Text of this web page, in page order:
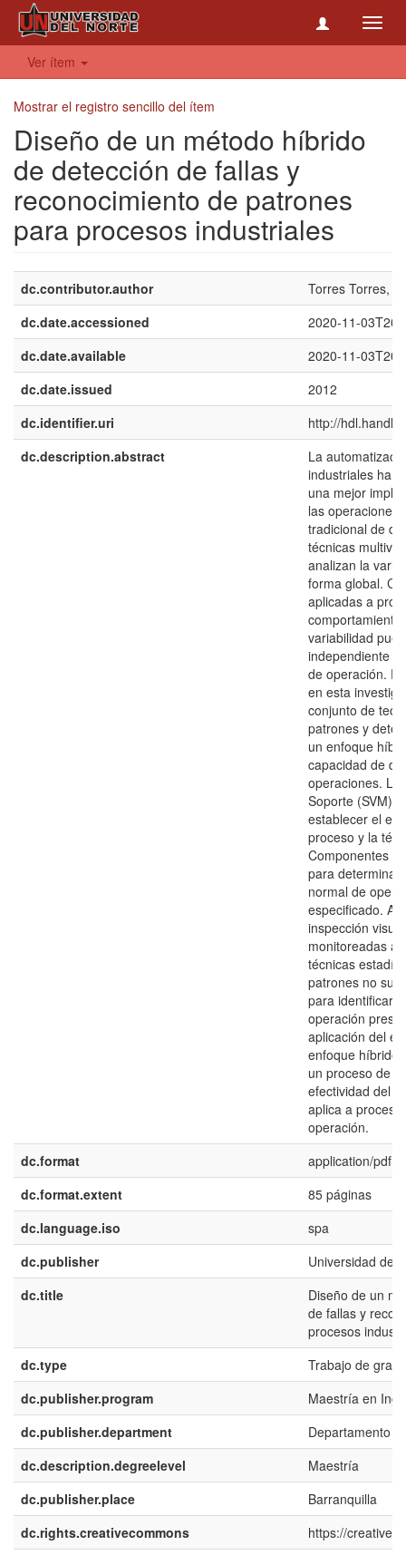
Ver ítem
Mostrar el registro sencillo del ítem
Diseño de un método híbrido
de detección de fallas y
reconocimiento de patrones
para procesos industriales
dc.contributor.author
Torres Torres,
dc.date.accessioned
2020-11-
dc.date.available
2020-11-
dc.date.issued
2012
dc.identifier.uri
http://
dc.description.abstract
La
industriales ha
una mejor
las
tradicional de
técnicas
analizan la
forma global.
aplicadas a
variabilidad
independiente
de operación.
en esta
conjunto de
patrones y
un enfoque
capacidad de
operaciones.
Soporte (SVM)
establecer el
proceso y la
Componentes
para determinar
normal de
especificado.
inspección
monitoreadas
técnicas
patrones no
para identificar
operación
aplicación del
enfoque híbrido
un proceso de
efectividad del
aplica a
operación.
dc.format
application/pdf
dc.format.extent
85 páginas
dc.language.iso
spa
dc.publisher
Universidad del
dc.title
Diseño de un
de fallas y
procesos
dc.type
Trabajo de
dc.publisher.program
Maestría en
dc.publisher.department
Departamento
dc.description.degreelevel
Maestría
dc.publisher.place
Barranquilla
dc.rights.creativecommons
https://